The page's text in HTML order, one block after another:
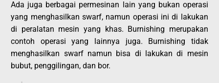
Ada juga berbagai permesinan lain yang bukan operasi
yang menghasilkan swarf, namun operasi ini di lakukan
di peralatan mesin yang khas. Burnishing merupakan
contoh operasi yang lainnya juga. Burnishing tidak
menghasilkan swarf namun bisa di lakukan di mesin
bubut, penggilingan, dan bor.